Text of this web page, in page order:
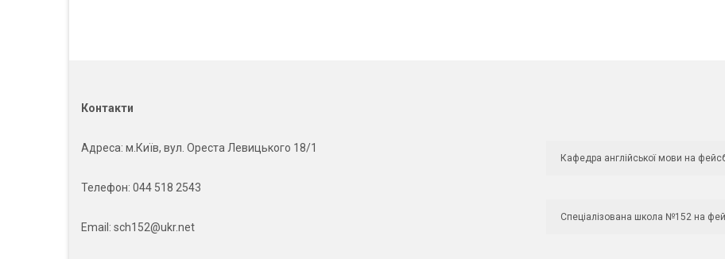
Контакти
Адреса: м.Київ, вул. Ореста Левицького 18/1
Телефон: 044 518 2543
Email: sch152@ukr.net
Кафедра англійської мови на
Спеціалізована школа №152 на